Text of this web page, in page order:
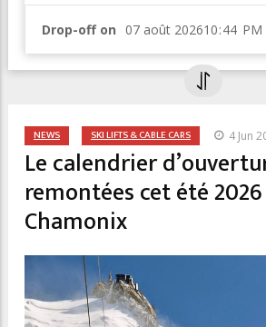
Drop-off on Heure
NEWS SKI LIFTS & CABLE CARS 4 Jun
Le calendrier
remontées cet été
Chamonix